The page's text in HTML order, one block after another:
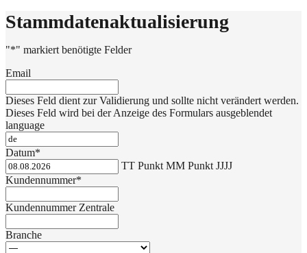
Stammdatenaktualisierung
"*" markiert benötigte Felder
Email
Dieses Feld dient zur Validierung und sollte nicht verändert werden.
Dieses Feld wird bei der Anzeige des Formulars ausgeblendet
language
Datum*
TT Punkt MM Punkt JJJJ
Kundennummer*
Kundennummer Zentrale
Branche